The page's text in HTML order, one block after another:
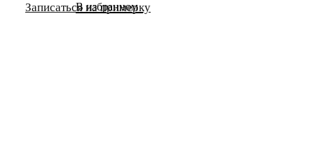
В избранном
Записаться на примерку